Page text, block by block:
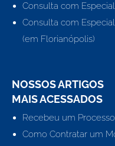
Consulta com
Consulta com
(em Florianópolis)
NOSSOS ARTIGOS
MAIS ACESSADOS
Recebeu um
Como Contratar um